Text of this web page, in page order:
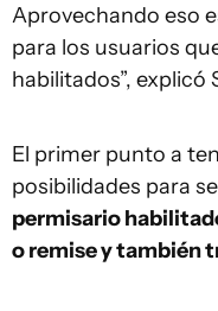
Aprovechando eso
para los usuarios
habilitados”, explicó
El primer punto a
posibilidades para
permisario
o remise y también